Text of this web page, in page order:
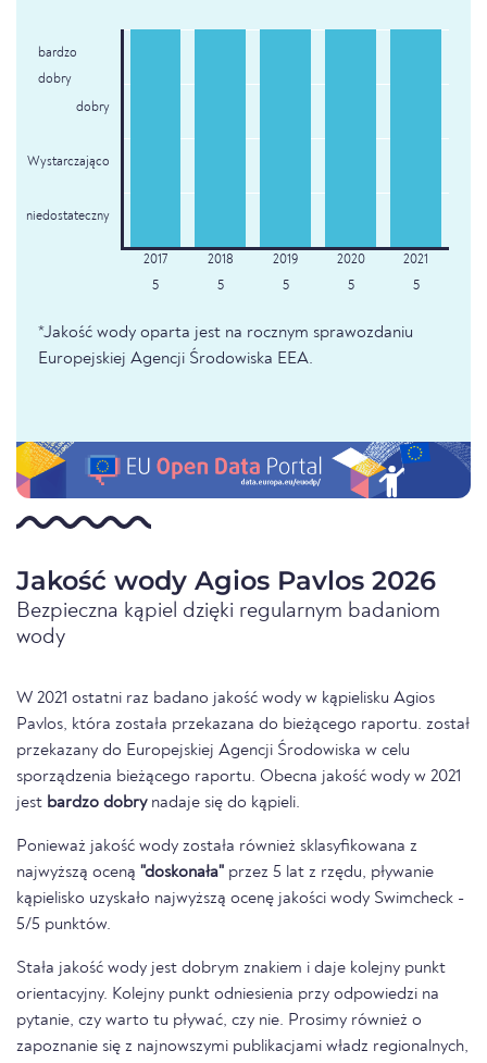
bardzo
dobry
dobry
Wystarczająco
niedostateczny
5 5 5 5 5
*Jakość wody oparta jest na rocznym sprawozdaniu
Europejskiej Agencji Środowiska EEA.
Jakość wody Agios Pavlos 2026
Bezpieczna kąpiel dzięki regularnym badaniom
wody
W 2021 ostatni raz badano jakość wody w kąpielisku Agios
Pavlos, która została przekazana do bieżącego raportu. został
przekazany do Europejskiej Agencji Środowiska w celu
sporządzenia bieżącego raportu. Obecna jakość wody w 2021
jest bardzo dobrynadaje się do kąpieli.
Ponieważ jakość wody została również sklasyfikowana z
najwyższą oceną "doskonała" przez 5 lat z rzędu, pływanie
kąpielisko uzyskało najwyższą ocenę jakości wody Swimcheck -
5/5 punktów.
Stała jakość wody jest dobrym znakiem i daje kolejny punkt
orientacyjny. Kolejny punkt odniesienia przy odpowiedzi na
pytanie, czy warto tu pływać, czy nie. Prosimy również o
zapoznanie się z najnowszymi publikacjami władz regionalnych,